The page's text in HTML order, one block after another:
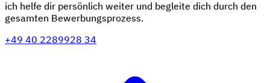
ich helfe dir persönlich weiter und begleite dich durch den
gesamten Bewerbungsprozess.
+49 40 2289928 34